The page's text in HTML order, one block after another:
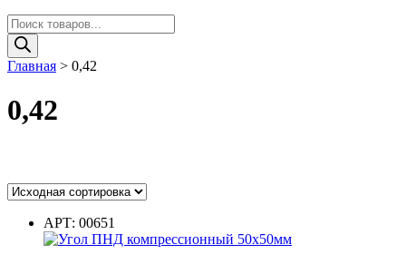
Поиск
товаров
Главная > 0,42
0,42
Цвет
АРТ: 00651